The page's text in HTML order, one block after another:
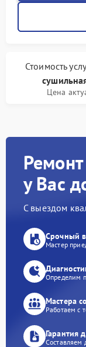
Стоимость
Цена
у Вас
С выездом
Срочный
Мастер
Определим
Мастера
Работаем с
Гарантия
Составляем